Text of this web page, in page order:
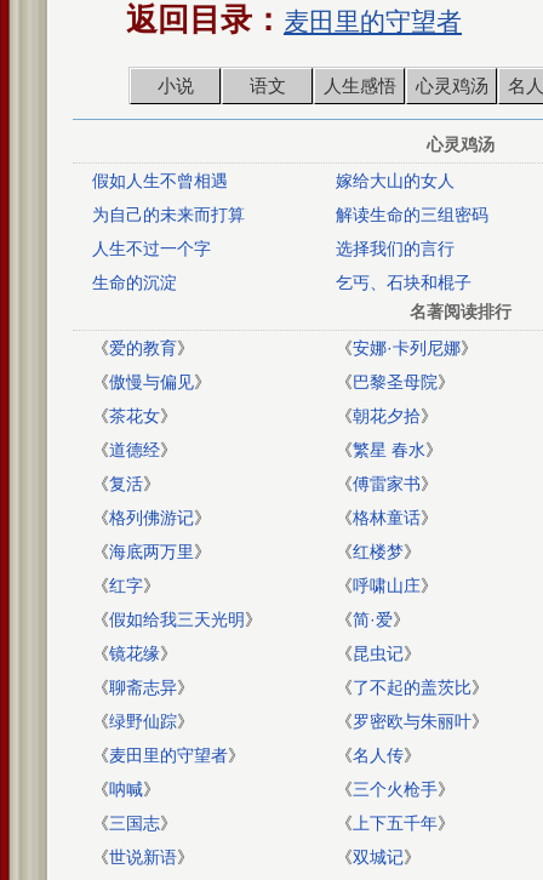
返回目录： 麦田里的守望者
小说 语文 人生感悟 心灵鸡汤 名
心灵鸡汤
假如人生不曾相遇
嫁给大山的女人
为自己的未来而打算
解读生命的三组密码
人生不过一个字
选择我们的言行
生命的沉淀
乞丐、石块和棍子
名著阅读排行
《爱的教育》 《安娜·卡列尼娜》
《傲慢与偏见》 《巴黎圣母院》
《茶花女》 《朝花夕拾》
《道德经》 《繁星 春水》
《复活》 《傅雷家书》
《格列佛游记》 《格林童话》
《海底两万里》 《红楼梦》
《红字》 《呼啸山庄》
《假如给我三天光明》 《简·爱》
《镜花缘》 《昆虫记》
《聊斋志异》 《了不起的盖茨比》
《绿野仙踪》 《罗密欧与朱丽叶》
《麦田里的守望者》 《名人传》
《呐喊》 《三个火枪手》
《三国志》 《 上下五千年》
《世说新语》 《双城记》